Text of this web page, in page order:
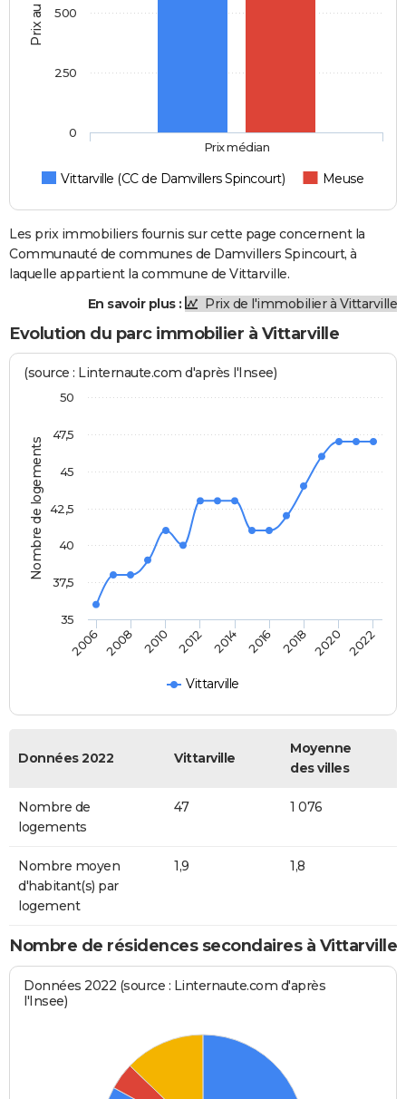
Vittarville (CC de Damvillers Spincourt) Meuse
Prix médian
0
250
500
Les prix immobiliers fournis sur cette page concernent la
Communauté de communes de Damvillers Spincourt, à
laquelle appartient la commune de Vittarville.
En savoir plus :
Prix de l'immobilier à Vittarville
Evolution du parc immobilier à Vittarville
Nombre de logements
(source : Linternaute.com d'après l'Insee)
Vittarville
2006 2008 2010 2012 2014 2016 2018 2020 2022
35
37,5
40
42,5
45
47,5
50
Données 2022 Vittarville
Moyenne
des villes
Nombre de
logements
47 1 076
Nombre moyen
d'habitant(s) par
logement
1,9 1,8
Nombre de résidences secondaires à Vittarville
Données 2022 (source : Linternaute.com d'après
l'Insee)